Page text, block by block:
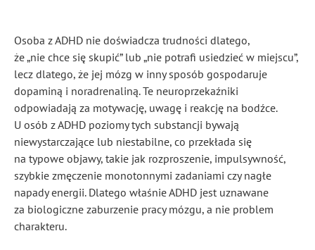
Osoba z ADHD nie doświadcza trudności dlatego,
że „nie chce się skupić” lub „nie potrafi usiedzieć w miejscu”,
lecz dlatego, że jej mózg w inny sposób gospodaruje
dopaminą i noradrenaliną. Te neuroprzekaźniki
odpowiadają za motywację, uwagę i reakcję na bodźce.
U osób z ADHD poziomy tych substancji bywają
niewystarczające lub niestabilne, co przekłada się
na typowe objawy, takie jak rozproszenie, impulsywność,
szybkie zmęczenie monotonnymi zadaniami czy nagłe
napady energii. Dlatego właśnie ADHD jest uznawane
za biologiczne zaburzenie pracy mózgu, a nie problem
charakteru.